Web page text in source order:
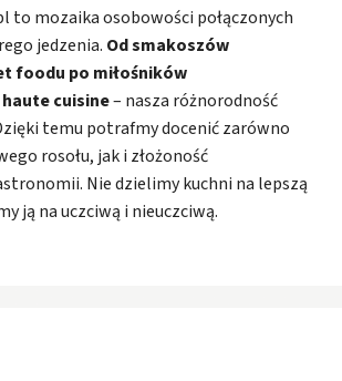
to mozaika osobowości połączonych
jedzenia. Od smakoszów
foodu po miłośników
cuisine– nasza różnorodność
temu potrafmy docenić zarówno
rosołu, jak i złożoność
Nie dzielimy kuchni na lepszą
ją na uczciwą i nieuczciwą.